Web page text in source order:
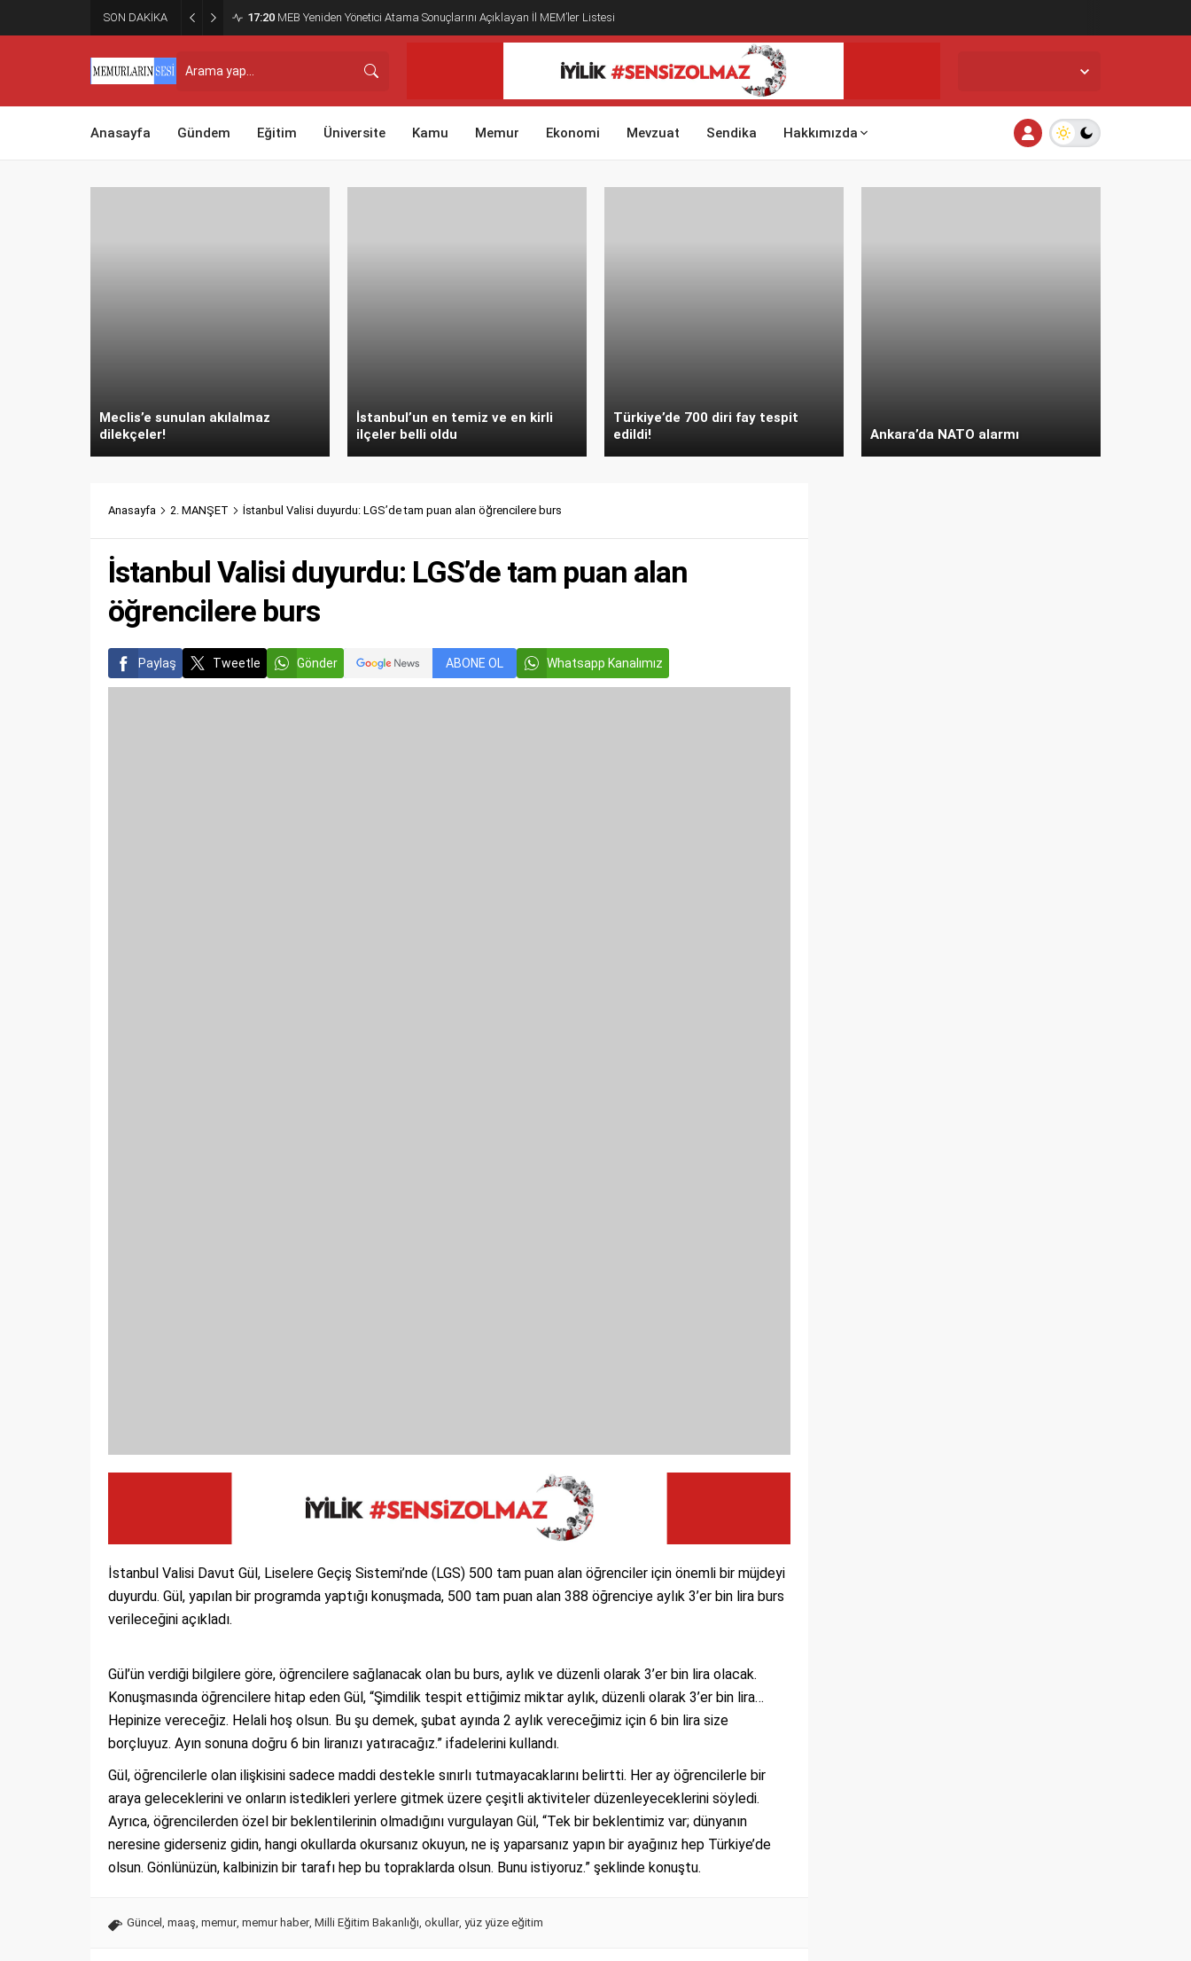
SON DAKİKA 17:20 MEB Yeniden Yönetici Atama Sonuçlarını Açıklayan İl MEM’ler Listesi
Anasayfa Gündem Eğitim Üniversite Kamu Memur Ekonomi Mevzuat Sendika Hakkımızda
Meclis’e sunulan akılalmaz
dilekçeler!
İstanbul’un en temiz ve en kirli
ilçeler belli oldu
Türkiye’de 700 diri fay tespit
edildi!
Ankara’da NATO alarmı
Anasayfa 2. MANŞET İstanbul Valisi duyurdu: LGS’de tam puan alan öğrencilere burs
İstanbul Valisi duyurdu: LGS’de tam puan alan
öğrencilere burs
Paylaş Tweetle Gönder ABONE OL Whatsapp Kanalımız
İstanbul Valisi Davut Gül, Liselere Geçiş Sistemi’nde (LGS) 500 tam puan alan öğrenciler için önemli bir müjdeyi
duyurdu. Gül, yapılan bir programda yaptığı konuşmada, 500 tam puan alan 388 öğrenciye aylık 3’er bin lira burs
verileceğini açıkladı.
Gül’ün verdiği bilgilere göre, öğrencilere sağlanacak olan bu burs, aylık ve düzenli olarak 3’er bin lira olacak.
Konuşmasında öğrencilere hitap eden Gül, “Şimdilik tespit ettiğimiz miktar aylık, düzenli olarak 3’er bin lira…
Hepinize vereceğiz. Helali hoş olsun. Bu şu demek, şubat ayında 2 aylık vereceğimiz için 6 bin lira size
borçluyuz. Ayın sonuna doğru 6 bin liranızı yatıracağız.” ifadelerini kullandı.
Gül, öğrencilerle olan ilişkisini sadece maddi destekle sınırlı tutmayacaklarını belirtti. Her ay öğrencilerle bir
araya geleceklerini ve onların istedikleri yerlere gitmek üzere çeşitli aktiviteler düzenleyeceklerini söyledi.
Ayrıca, öğrencilerden özel bir beklentilerinin olmadığını vurgulayan Gül, “Tek bir beklentimiz var; dünyanın
neresine giderseniz gidin, hangi okullarda okursanız okuyun, ne iş yaparsanız yapın bir ayağınız hep Türkiye’de
olsun. Gönlünüzün, kalbinizin bir tarafı hep bu topraklarda olsun. Bunu istiyoruz.” şeklinde konuştu.
Güncel , maaş, memur, memur haber, Milli Eğitim Bakanlığı, okullar, yüz yüze eğitim